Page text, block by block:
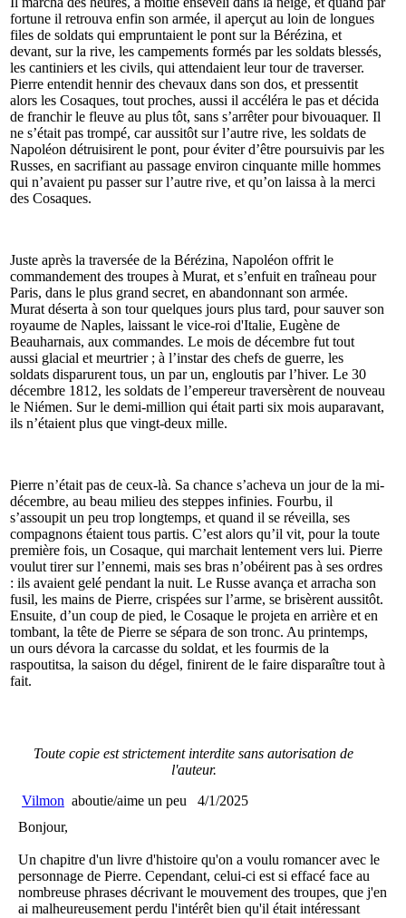
fortune il retrouva enfin son armée, il aperçut au loin de longues
files de soldats qui empruntaient le pont sur la Bérézina, et
devant, sur la rive, les campements formés par les soldats blessés,
les cantiniers et les civils, qui attendaient leur tour de traverser.
Pierre entendit hennir des chevaux dans son dos, et pressentit
alors les Cosaques, tout proches, aussi il accéléra le pas et décida
de franchir le fleuve au plus tôt, sans s’arrêter pour bivouaquer. Il
ne s’était pas trompé, car aussitôt sur l’autre rive, les soldats de
Napoléon détruisirent le pont, pour éviter d’être poursuivis par les
Russes, en sacrifiant au passage environ cinquante mille hommes
qui n’avaient pu passer sur l’autre rive, et qu’on laissa à la merci
des Cosaques.
Juste après la traversée de la Bérézina, Napoléon offrit le
commandement des troupes à Murat, et s’enfuit en traîneau pour
Paris, dans le plus grand secret, en abandonnant son armée.
Murat déserta à son tour quelques jours plus tard, pour sauver son
royaume de Naples, laissant le vice-roi d'Italie, Eugène de
Beauharnais, aux commandes. Le mois de décembre fut tout
aussi glacial et meurtrier ; à l’instar des chefs de guerre, les
soldats disparurent tous, un par un, engloutis par l’hiver. Le 30
décembre 1812, les soldats de l’empereur traversèrent de nouveau
le Niémen. Sur le demi-million qui était parti six mois auparavant,
ils n’étaient plus que vingt-deux mille.
Pierre n’était pas de ceux-là. Sa chance s’acheva un jour de la mi-
décembre, au beau milieu des steppes infinies. Fourbu, il
s’assoupit un peu trop longtemps, et quand il se réveilla, ses
compagnons étaient tous partis. C’est alors qu’il vit, pour la toute
première fois, un Cosaque, qui marchait lentement vers lui. Pierre
voulut tirer sur l’ennemi, mais ses bras n’obéirent pas à ses ordres
: ils avaient gelé pendant la nuit. Le Russe avança et arracha son
fusil, les mains de Pierre, crispées sur l’arme, se brisèrent aussitôt.
Ensuite, d’un coup de pied, le Cosaque le projeta en arrière et en
tombant, la tête de Pierre se sépara de son tronc. Au printemps,
un ours dévora la carcasse du soldat, et les fourmis de la
raspoutitsa, la saison du dégel, finirent de le faire disparaître tout à
fait.
Toute copie est strictement interdite sans autorisation de
l'auteur.
Vilmon aboutie/aime un peu
4/1/2025
Bonjour,
Un chapitre d'un livre d'histoire qu'on a voulu romancer avec le
personnage de Pierre. Cependant, celui-ci est si effacé face au
nombreuse phrases décrivant le mouvement des troupes, que j'en
ai malheureusement perdu l'intérêt bien qu'il était intéressant